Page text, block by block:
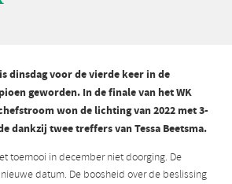
dinsdag voor de vierde keer in de
geworden. In de finale van het WK
won de lichting van 2022 met 3-
dankzij twee treffers van Tessa Beetsma.
toernooi in december niet doorging. De
datum. De boosheid over de beslissing